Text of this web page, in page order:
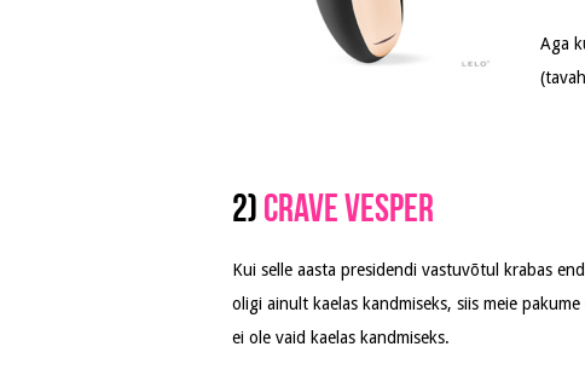
Aga
2) Crave Vesper
Kui selle aasta presidendi vastuvõtul krabas
oligi ainult kaelas kandmiseks, siis meie
ei ole vaid kaelas kandmiseks.